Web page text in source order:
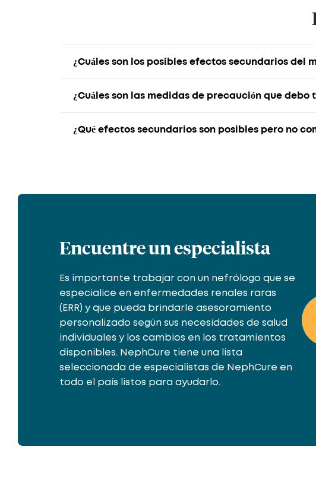
¿Cuáles son los posibles efectos secundarios del
¿Cuáles son las medidas de precaución que
¿Qué efectos secundarios son posibles pero no
Encuentre un especialista
Es importante trabajar con un nefrólogo que se
especialice en enfermedades renales raras
(ERR) y que pueda brindarle asesoramiento
personalizado según sus necesidades de salud
individuales y los cambios en los tratamientos
disponibles. NephCure tiene una lista
seleccionada de especialistas de NephCure en
todo el país listos para ayudarlo.